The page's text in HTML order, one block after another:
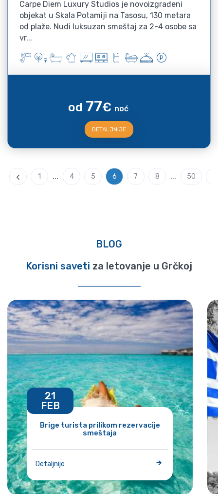
Carpe Diem Luxury Studios je novoizgrađeni
objekat u Skala Potamiji na Tasosu, 130 metara
od plaže. Nudi luksuzan smeštaj za 2-4 osobe sa
vr...
od 77€ noć
DETALJNIJE
Previous
1 ... 4 5 6 7 8 ... 50
BLOG
Korisni saveti za letovanje u Grčkoj
Brige turista prilikom rezervacije
smeštaja
Detaljnije
21
FEB